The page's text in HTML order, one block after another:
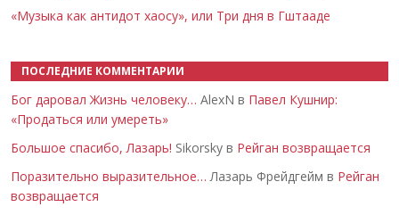
«Музыка как антидот хаосу», или Три дня в Гштааде
ПОСЛЕДНИЕ КОММЕНТАРИИ
Бог даровал Жизнь человеку… AlexN в Павел Кушнир:
«Продаться или умереть»
Большое спасибо, Лазарь! Sikorsky в Рейган возвращается
Поразительно выразительное… Лазарь Фрейдгейм в Рейган
возвращается